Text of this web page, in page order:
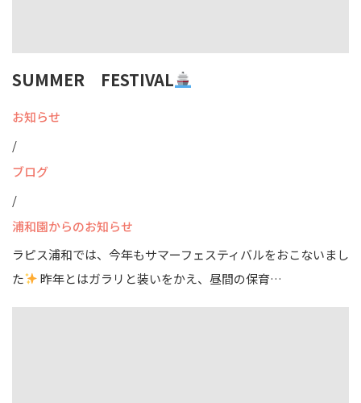
SUMMER FESTIVAL
お知らせ
/
ブログ
/
浦和園からのお知らせ
ラピス浦和では、今年もサマーフェスティバルをおこないまし
た
昨年とはガラリと装いをかえ、昼間の保育…